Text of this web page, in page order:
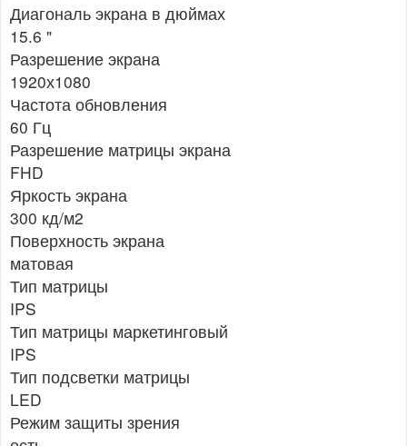
Диагональ экрана в дюймах
15.6 "
Разрешение экрана
1920х1080
Частота обновления
60 Гц
Разрешение матрицы экрана
FHD
Яркость экрана
300 кд/м2
Поверхность экрана
матовая
Тип матрицы
IPS
Тип матрицы маркетинговый
IPS
Тип подсветки матрицы
LED
Режим защиты зрения